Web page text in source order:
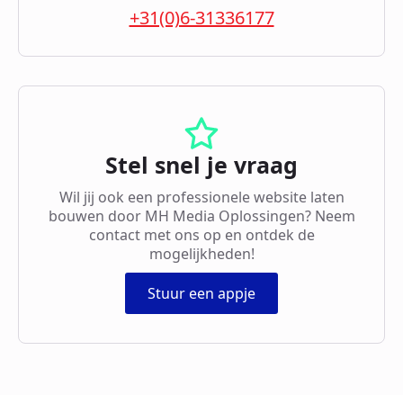
+31(0)6-31336177
Stel snel je vraag
Wil jij ook een professionele website laten
bouwen door MH Media Oplossingen? Neem
contact met ons op en ontdek de
mogelijkheden!
Stuur een appje